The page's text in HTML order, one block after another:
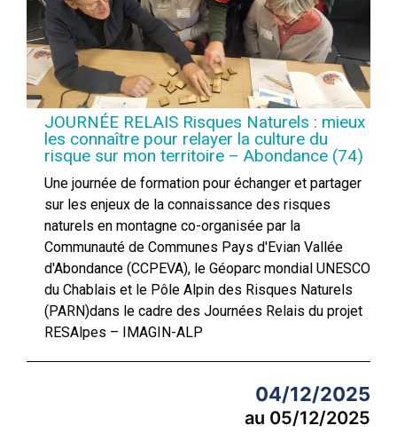
JOURNÉE RELAIS Risques Naturels : mieux
les connaître pour relayer la culture du
risque sur mon territoire – Abondance (74)
Une journée de formation pour échanger et partager
sur les enjeux de la connaissance des risques
naturels en montagne co-organisée par la
Communauté de Communes Pays d'Evian Vallée
d'Abondance (CCPEVA), le Géoparc mondial UNESCO
du Chablais et le Pôle Alpin des Risques Naturels
(PARN)dans le cadre des Journées Relais du projet
RESAlpes – IMAGIN-ALP
04/12/2025
au 05/12/2025